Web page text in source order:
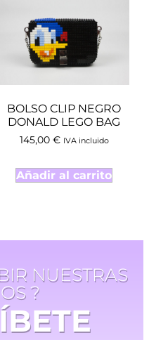
BOLSO CLIP NEGRO
DONALD LEGO BAG
145,00 € IVA incluido
Añadir al carrito
NUESTRAS
?